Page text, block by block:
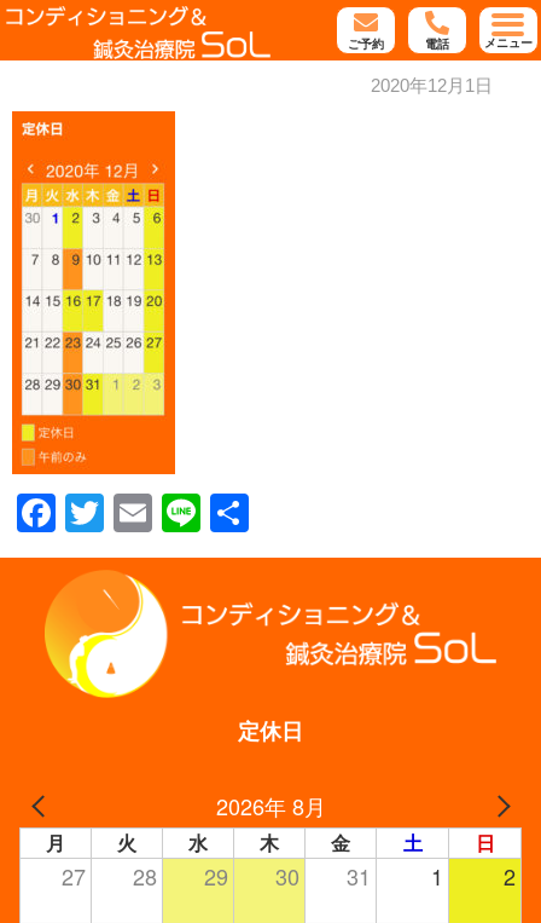
ご予約 電話 メニュー
2020年12月1日
Facebook
Twitter
EmailLine
有
定休日
2026年 8月
月 火 水 木 金 土 日
27 28 29 30 31 1 2